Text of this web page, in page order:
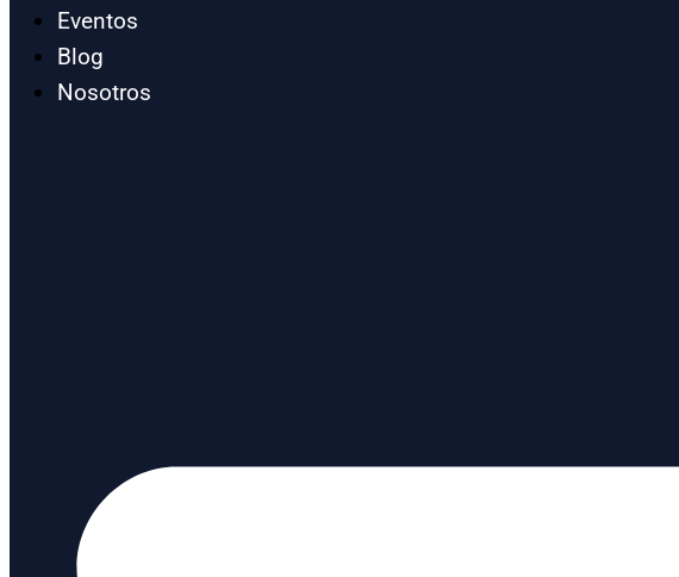
Eventos
Blog
Nosotros